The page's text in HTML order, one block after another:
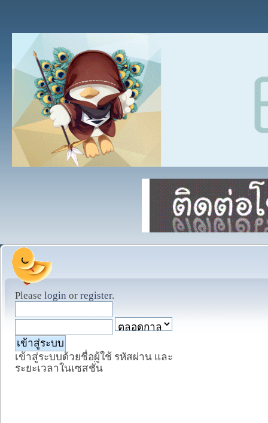
Please login or register.
เข้าสู่ระบบด้วยชื่อผู้ใช้ รหัสผ่าน และ
ระยะเวลาในเซสชั่น